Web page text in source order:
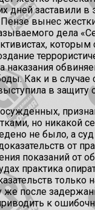
дней заставили в
вынес
дела
которым
наказания
Как и в случае
в защиту
но никакой
не было, а
от
показаний от
практика
только
же после
к